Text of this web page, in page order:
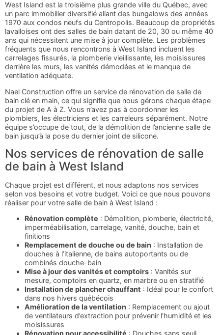
West Island est la troisième plus grande ville du Québec, avec
un parc immobilier diversifié allant des bungalows des années
1970 aux condos neufs du Centropolis. Beaucoup de propriétés
lavalloises ont des salles de bain datant de 20, 30 ou même 40
ans qui nécessitent une mise à jour complète. Les problèmes
fréquents que nous rencontrons à West Island incluent les
carrelages fissurés, la plomberie vieillissante, les moisissures
derrière les murs, les vanités démodées et le manque de
ventilation adéquate.
Nael Construction offre un service de rénovation de salle de
bain clé en main, ce qui signifie que nous gérons chaque étape
du projet de A à Z. Vous n’avez pas à coordonner les
plombiers, les électriciens et les carreleurs séparément. Notre
équipe s’occupe de tout, de la démolition de l’ancienne salle de
bain jusqu’à la pose du dernier joint de silicone.
Nos services de rénovation de salle
de bain à West Island
Chaque projet est différent, et nous adaptons nos services
selon vos besoins et votre budget. Voici ce que nous pouvons
réaliser pour votre salle de bain à West Island :
Rénovation complète : Démolition, plomberie, électricité,
imperméabilisation, carrelage, vanité, douche, bain et
finitions
Remplacement de douche ou de bain : Installation de
douches à l’italienne, de bains autoportants ou de
combinés douche-bain
Mise à jour des vanités et comptoirs : Vanités sur
mesure, comptoirs en quartz, en marbre ou en stratifié
Installation de plancher chauffant : Idéal pour le confort
dans nos hivers québécois
Amélioration de la ventilation : Remplacement ou ajout
de ventilateurs d’extraction pour prévenir l’humidité et les
moisissures